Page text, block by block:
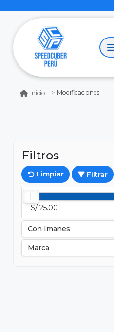
Inicio Modificaciones
Filtros
Limpiar Filtrar
S/ 25.00
Con Imanes
Marca